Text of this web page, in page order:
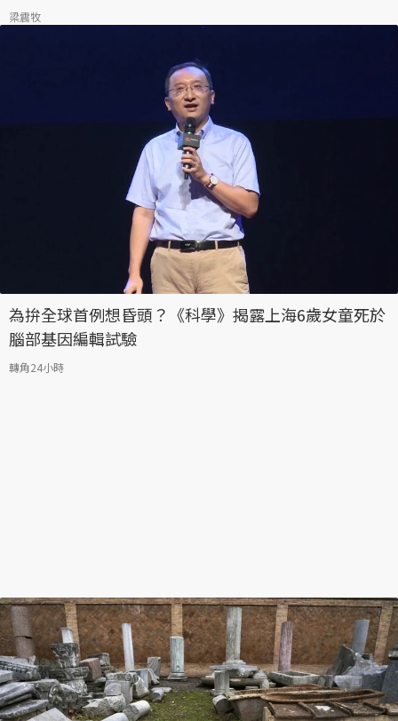
梁震牧
為拚全球首例想昏頭？《科學》揭露上海6歲女童死於
腦部基因編輯試驗
轉角24小時